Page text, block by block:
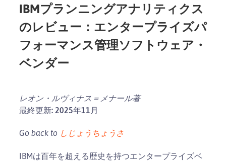
IBMプランニングアナリティクス
のレビュー：エンタープライズパ
フォーマンス管理ソフトウェア・
ベンダー
レオン・ルヴィナス＝メナール著
最終更新: 2025年11月
Go back to しじょうちょうさ
IBMは百年を超える歴史を持つエンタープライズベ